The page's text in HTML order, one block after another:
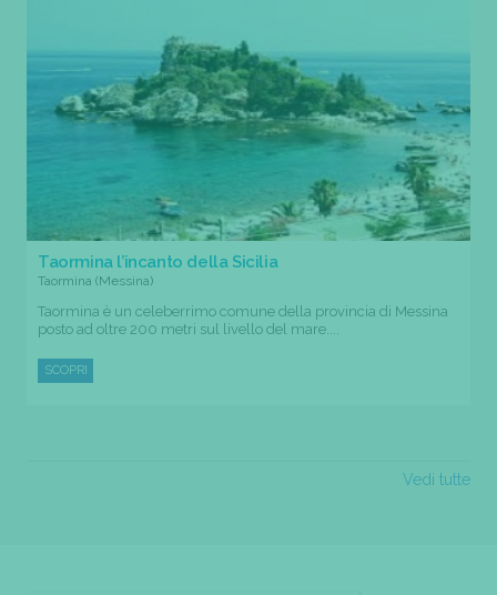
Taormina l’incanto della Sicilia
Taormina (Messina)
Taormina è un celeberrimo comune della provincia di Messina
posto ad oltre 200 metri sul livello del mare....
SCOPRI
Vedi tutte